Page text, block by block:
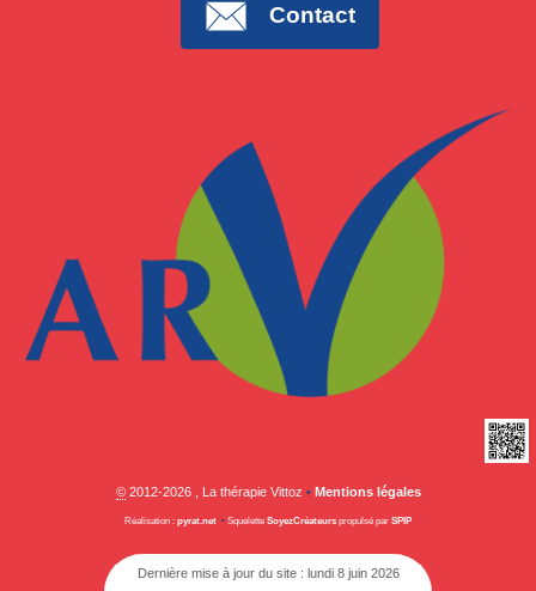
Contact
©2012-2026 , La thérapie Vittoz • Mentions légales
Réalisation : pyrat.net • Squelette SoyezCréateurs propulsé par SPIP
Dernière mise à jour du site : lundi 8 juin 2026